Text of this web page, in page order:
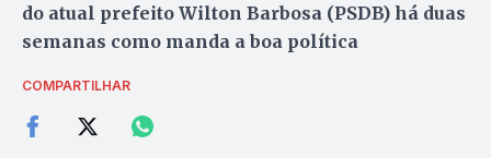
do atual prefeito Wilton Barbosa (PSDB) há duas
semanas como manda a boa política
COMPARTILHAR